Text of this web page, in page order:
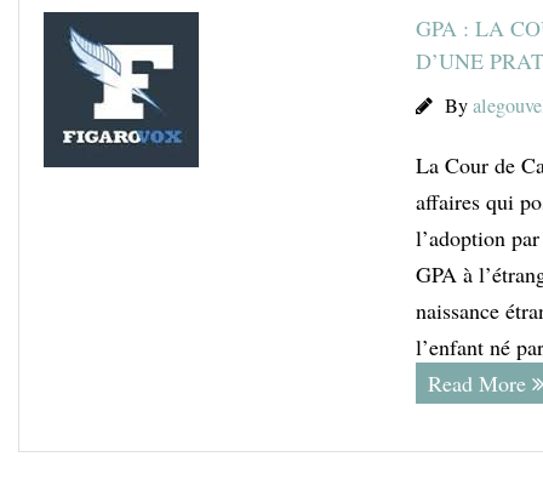
GPA : LA
D’UNE
By
La Cour de
affaires qui
l’adoption
GPA à
naissance
l’enfant né
Read More